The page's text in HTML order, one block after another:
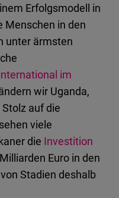
Erfolgsmodell in
Menschen in den
unter ärmsten
im
wir Uganda,
auf die
viele
die Investition
Euro in den
Stadien deshalb